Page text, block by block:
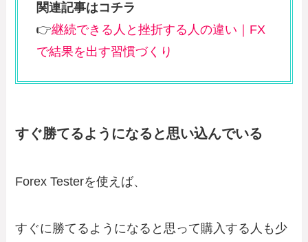
関連記事はコチラ
👉継続できる人と挫折する人の違い｜FX
で結果を出す習慣づくり
すぐ勝てるようになると思い込んでいる
Forex Testerを使えば、
すぐに勝てるようになると思って購入する人も少